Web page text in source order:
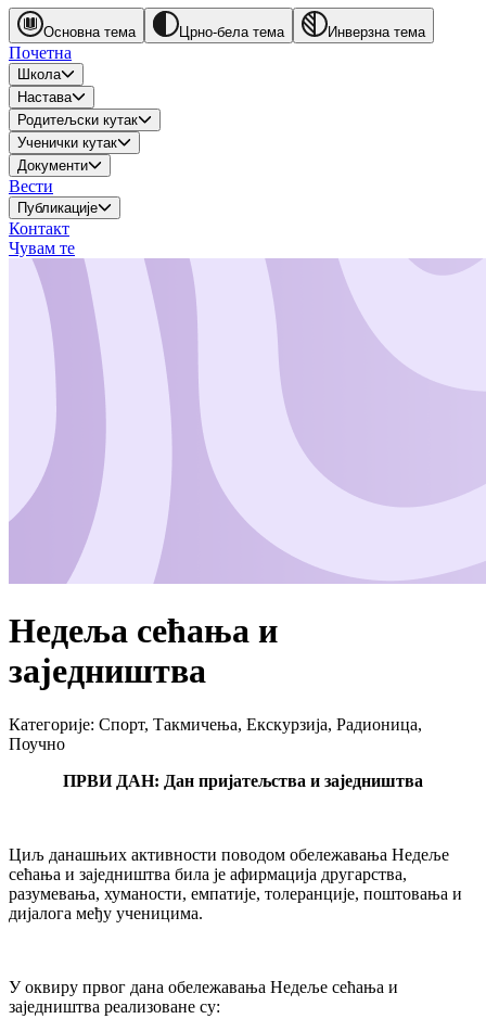
Основна тема Црно-бела тема Инверзна тема
Почетна
Школа
Настава
Родитељски кутак
Ученички кутак
Документи
Вести
Публикације
Контакт
Чувам те
Недеља сећања и
заједништва
Категорије: Спорт, Такмичења, Екскурзија, Радионица,
Поучно
ПРВИ ДАН: Дан пријатељства и заједништва
Циљ данашњих активности поводом обележавања Недеље
сећања и заједништва била је афирмација другарства,
разумевања, хуманости, емпатије, толеранције, поштовања и
дијалога међу ученицима.
У оквиру првог дана обележавања Недеље сећања и
заједништва реализоване су: